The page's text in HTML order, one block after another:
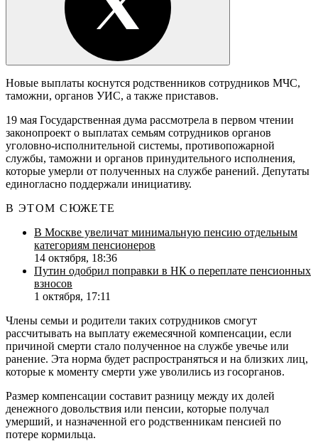
Новые выплаты коснутся родственников сотрудников МЧС,
таможни, органов УИС, а также приставов.
19 мая Государственная дума рассмотрела в первом чтении
законопроект о выплатах семьям сотрудников органов
уголовно-исполнительной системы, противопожарной
службы, таможни и органов принудительного исполнения,
которые умерли от полученных на службе ранений. Депутаты
единогласно поддержали инициативу.
В ЭТОМ СЮЖЕТЕ
В Москве увеличат минимальную пенсию отдельным
категориям пенсионеров
14 октября, 18:36
Путин одобрил поправки в НК о переплате пенсионных
взносов
1 октября, 17:11
Члены семьи и родители таких сотрудников смогут
рассчитывать на выплату ежемесячной компенсации, если
причиной смерти стало полученное на службе увечье или
ранение. Эта норма будет распространяться и на близких лиц,
которые к моменту смерти уже уволились из госорганов.
Размер компенсации составит разницу между их долей
денежного довольствия или пенсии, которые получал
умерший, и назначенной его родственникам пенсией по
потере кормильца.